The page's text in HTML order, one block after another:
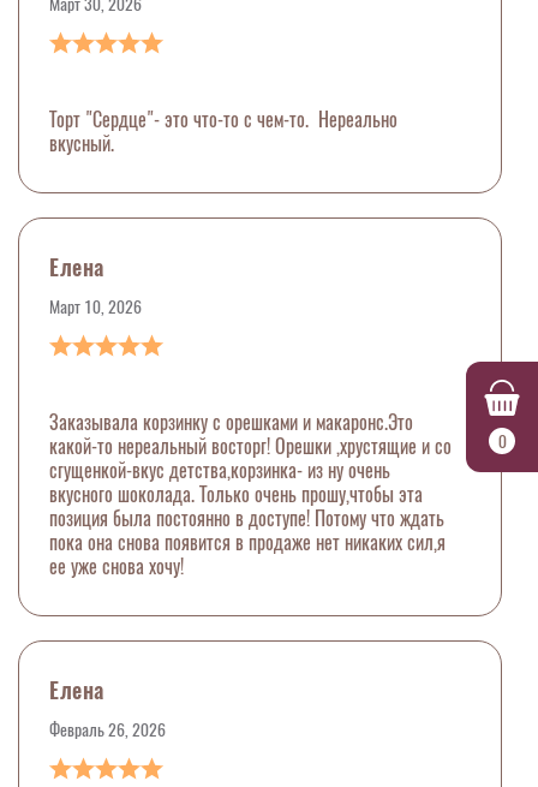
0
Торт "Сердце"- это что-то с чем-то. Нереально
вкусный.
Елена
Март 10, 2026
Заказывала корзинку с орешками и макаронс.Это
какой-то нереальный восторг! Орешки ,хрустящие и со
сгущенкой-вкус детства,корзинка- из ну очень
вкусного шоколада. Только очень прошу,чтобы эта
позиция была постоянно в доступе! Потому что ждать
пока она снова появится в продаже нет никаких сил,я
ее уже снова хочу!
Елена
Февраль 26, 2026